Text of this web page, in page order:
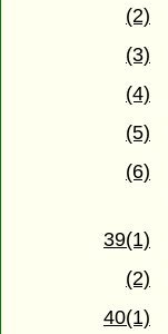
(2)
(3)
(4)
(5)
(6)
39(1)
(2)
40(1)